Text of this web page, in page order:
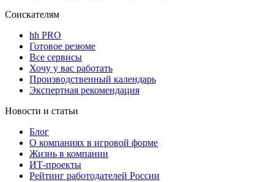
Соискателям
hh PRO
Готовое резюме
Все сервисы
Хочу у вас работать
Производственный календарь
Экспертная рекомендация
Новости и статьи
Блог
О компаниях в игровой форме
Жизнь в компании
ИТ-проекты
Рейтинг работодателей России